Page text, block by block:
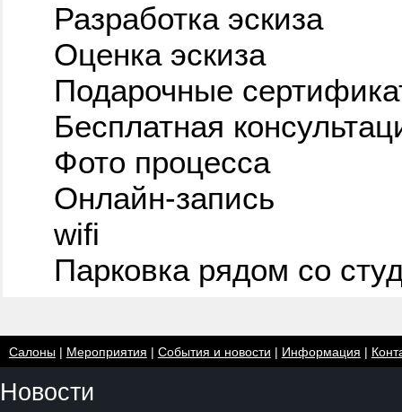
Разработка эскиза
Оценка эскиза
Подарочные
Бесплатная
Фото процесса
Онлайн-запись
wifi
Парковка рядом со
Салоны| Мероприятия | События и новости | Информация |
Новости